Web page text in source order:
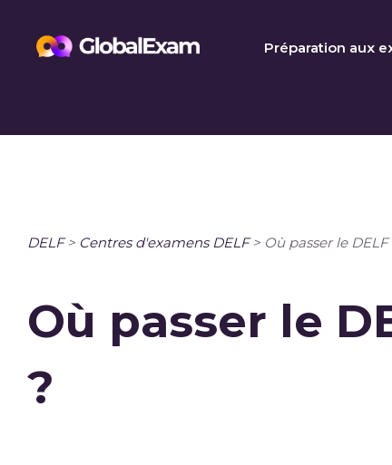
Préparation aux
DELF> Centres d'examens DELF> Où passer le
Où passer le
?